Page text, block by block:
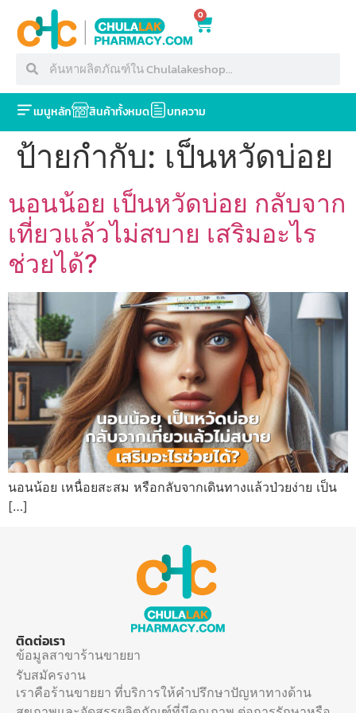
0
เมนูหลัก สินค้าทั้งหมด บทความ
ป้ายกำกับ: เป็นหวัดบ่อย
นอนน้อย เป็นหวัดบ่อย กลับจาก
เที่ยวแล้วไม่สบาย เสริมอะไร
ช่วยได้?
นอนน้อย เหนื่อยสะสม หรือกลับจากเดินทางแล้วป่วยง่าย เป็น
[…]
ติดต่อเรา
ข้อมูลสาขาร้านขายยา
รับสมัครงาน
เราคือร้านขายยา ที่บริการให้คำปรึกษาปัญหาทางด้าน